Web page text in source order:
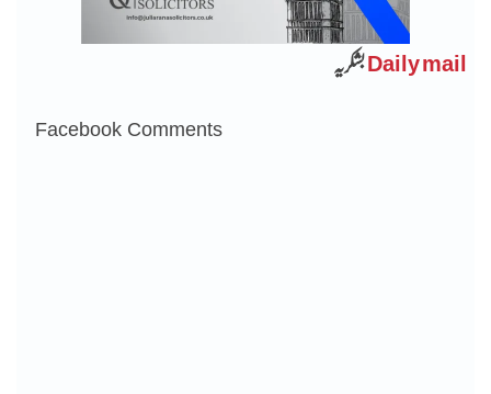
Daily mail بشکریہ
Facebook Comments